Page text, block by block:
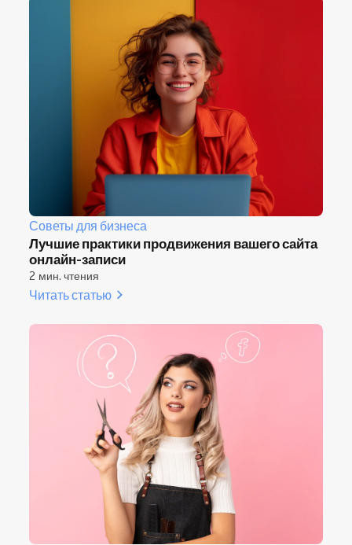
Советы для бизнеса
Лучшие практики продвижения вашего сайта
онлайн-записи
2 мин. чтения
Читать статью